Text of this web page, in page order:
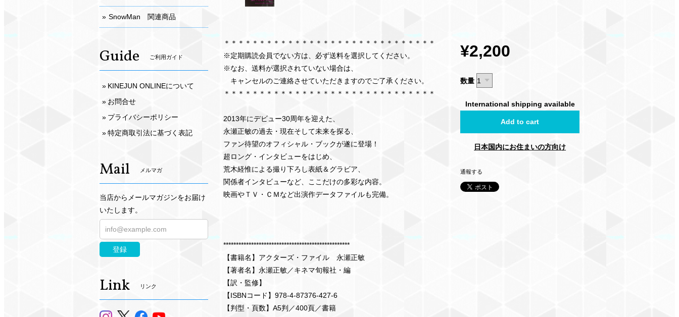
＊＊＊＊＊＊＊＊＊＊＊＊＊＊＊＊＊＊＊＊＊＊＊＊＊＊＊＊＊＊
※定期購読会員でない方は、必ず送料を選択してください。
※なお、送料が選択されていない場合は、
キャンセルのご連絡させていただきますのでご了承ください。
＊＊＊＊＊＊＊＊＊＊＊＊＊＊＊＊＊＊＊＊＊＊＊＊＊＊＊＊＊＊
2013年にデビュー30周年を迎えた、
永瀬正敏の過去・現在そして未来を探る、
ファン待望のオフィシャル・ブックが遂に登場！
超ロング・インタビューをはじめ、
荒木経惟による撮り下ろし表紙＆グラビア、
関係者インタビューなど、ここだけの多彩な内容。
映画やＴＶ・ＣＭなど出演作データファイルも完備。
**************************************************
【書籍名】アクターズ・ファイル 永瀬正敏
【著者名】永瀬正敏／キネマ旬報社・編
【訳・監修】
【ISBNコード】978-4-87376-427-6
【判型・頁数】A5判／400頁／書籍
¥2,200
数量
International shipping available
Add to cart
日本国内にお住まいの方向け
通報する
SnowMan 関連商品
Guide ご利用ガイド
KINEJUN ONLINEについて
お問合せ
プライバシーポリシー
特定商取引法に基づく表記
Mail メルマガ
当店からメールマガジンをお届け
いたします。
登録
Link リンク